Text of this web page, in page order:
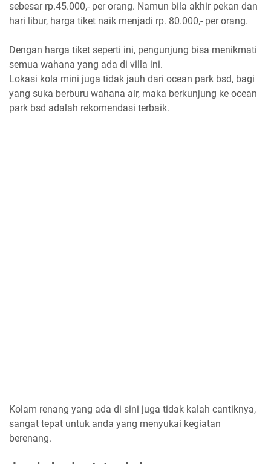
sebesar rp.45.000,- per orang. Namun bila akhir pekan dan
hari libur, harga tiket naik menjadi rp. 80.000,- per orang.
Dengan harga tiket seperti ini, pengunjung bisa menikmati
semua wahana yang ada di villa ini.
Lokasi kola mini juga tidak jauh dari ocean park bsd, bagi
yang suka berburu wahana air, maka berkunjung ke ocean
park bsd adalah rekomendasi terbaik.
Kolam renang yang ada di sini juga tidak kalah cantiknya,
sangat tepat untuk anda yang menyukai kegiatan
berenang.